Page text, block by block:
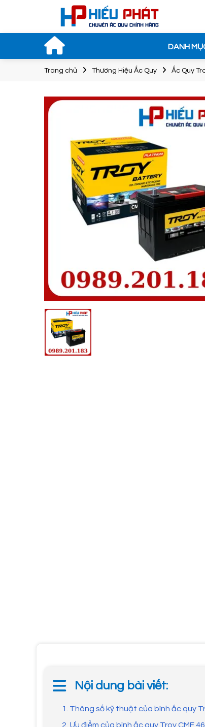
DANH
Trang chủ Thương Hiệu Ắc Quy Ắc Quy
Bình
Nội dung bài viết:
1. Thông số kỹ thuật của bình ắc quy
2. Ưu điểm của bình ắc quy Troy CMF